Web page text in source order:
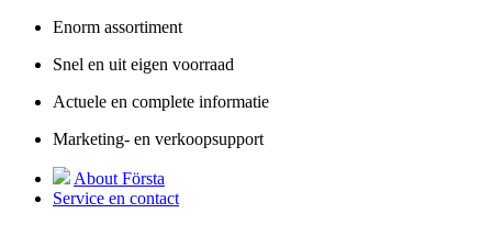
Enorm assortiment
Snel en uit eigen voorraad
Actuele en complete informatie
Marketing- en verkoopsupport
About Första
Service en contact